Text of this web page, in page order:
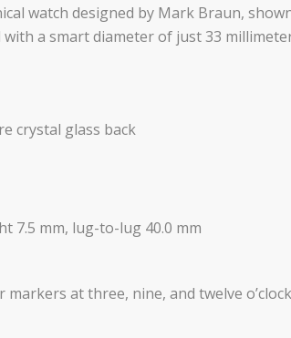
watch designed by Mark Braun,
a smart diameter of just 33
crystal glass back
7.5 mm, lug-to-lug 40.0 mm
at three, nine, and twelve